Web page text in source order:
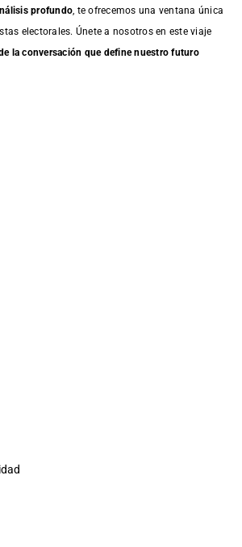
profundo , te ofrecemos una ventana única
electorales. Únete a nosotros en este viaje
la conversación que define nuestro futuro